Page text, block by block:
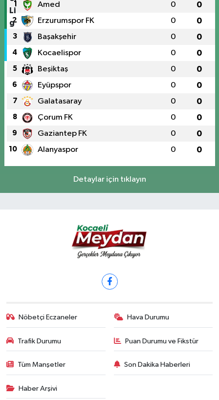
1 Amed 0 0
2 Erzurumspor FK 0 0
3 Başakşehir 0 0
4 Kocaelispor 0 0
5 Beşiktaş 0 0
6 Eyüpspor 0 0
7 Galatasaray 0 0
8 Çorum FK 0 0
9 Gaziantep FK 0 0
10 Alanyaspor 0 0
Detaylar için tıklayın
Nöbetçi Eczaneler Hava Durumu
Trafik Durumu Puan Durumu ve Fikstür
Tüm Manşetler Son Dakika Haberleri
Haber Arşivi